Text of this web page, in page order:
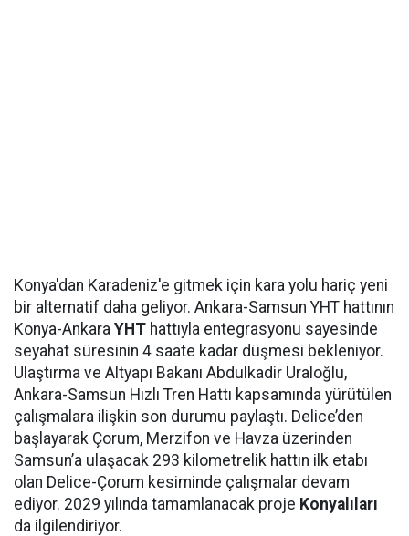
Konya'dan Karadeniz'e gitmek için kara yolu hariç yeni
bir alternatif daha geliyor. Ankara-Samsun YHT hattının
Konya-Ankara YHT hattıyla entegrasyonu sayesinde
seyahat süresinin 4 saate kadar düşmesi bekleniyor.
Ulaştırma ve Altyapı Bakanı Abdulkadir Uraloğlu,
Ankara-Samsun Hızlı Tren Hattı kapsamında yürütülen
çalışmalara ilişkin son durumu paylaştı. Delice’den
başlayarak Çorum, Merzifon ve Havza üzerinden
Samsun’a ulaşacak 293 kilometrelik hattın ilk etabı
olan Delice-Çorum kesiminde çalışmalar devam
ediyor. 2029 yılında tamamlanacak proje Konyalıları
da ilgilendiriyor.